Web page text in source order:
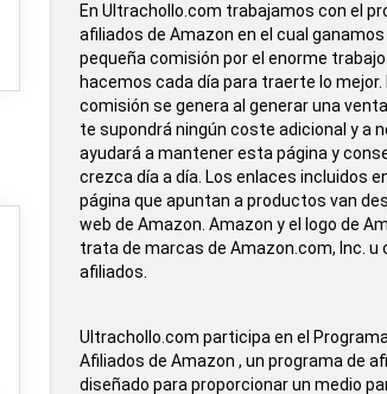
En Ultrachollo.com trabajamos con el
afiliados de Amazon en el cual ganamos
pequeña comisión por el enorme
hacemos cada día para traerte lo mejor.
comisión se genera al generar una
te supondrá ningún coste adicional y a
ayudará a mantener esta página y
crezca día a día. Los enlaces incluidos
página que apuntan a productos van
web de Amazon. Amazon y el logo de
trata de marcas de Amazon.com, Inc. u
afiliados.
Ultrachollo.com participa en el
Afiliados de Amazon , un programa de
diseñado para proporcionar un medio